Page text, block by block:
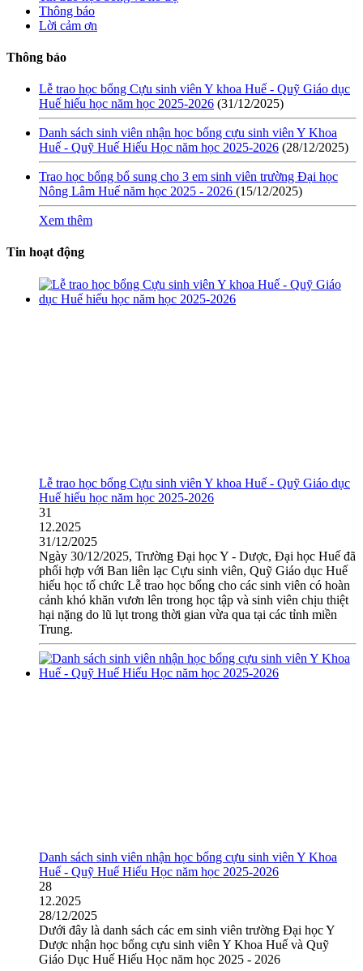
Thông báo
Lời cảm ơn
Thông báo
Lễ trao học bổng Cựu sinh viên Y khoa Huế - Quỹ Giáo dục
Huế hiếu học năm học 2025-2026 (31/12/2025)
Danh sách sinh viên nhận học bổng cựu sinh viên Y Khoa
Huế - Quỹ Huế Hiếu Học năm học 2025-2026 (28/12/2025)
Trao học bổng bổ sung cho 3 em sinh viên trường Đại học
Nông Lâm Huế năm học 2025 - 2026 (15/12/2025)
Xem thêm
Tin hoạt động
Lễ trao học bổng Cựu sinh viên Y khoa Huế - Quỹ Giáo dục
Huế hiếu học năm học 2025-2026
31
12.2025
31/12/2025
Ngày 30/12/2025, Trường Đại học Y - Dược, Đại học Huế đã
phối hợp với Ban liên lạc Cựu sinh viên, Quỹ Giáo dục Huế
hiếu học tổ chức Lễ trao học bổng cho các sinh viên có hoàn
cảnh khó khăn vươn lên trong học tập và sinh viên chịu thiệt
hại nặng do lũ lụt trong thời gian vừa qua tại các tỉnh miền
Trung.
Danh sách sinh viên nhận học bổng cựu sinh viên Y Khoa
Huế - Quỹ Huế Hiếu Học năm học 2025-2026
28
12.2025
28/12/2025
Dưới đây là danh sách các em sinh viên trường Đại học Y
Dược nhận học bổng cựu sinh viên Y Khoa Huế và Quỹ
Giáo Dục Huế Hiếu Học năm học 2025 - 2026